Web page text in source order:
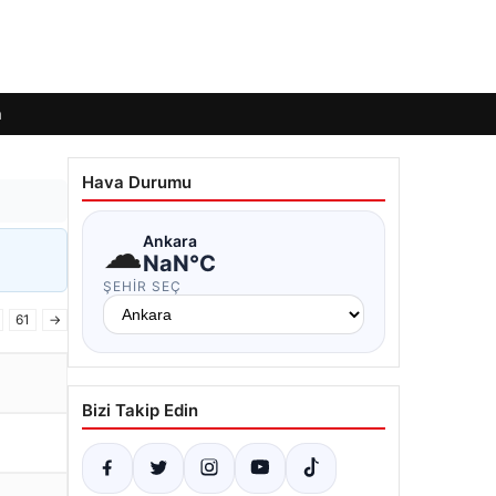
61 →
Hava Durumu
☁Ankara
NaN°C
ŞEHIR SEÇ
Bizi Takip Edin